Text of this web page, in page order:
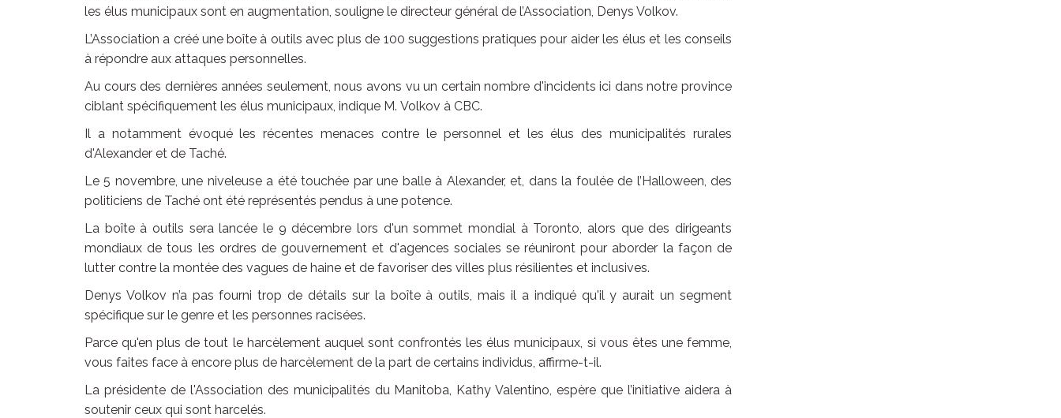
les élus municipaux sont en augmentation, souligne le directeur général de l’Association, Denys Volkov.
L’Association a créé une boîte à outils avec plus de 100 suggestions pratiques pour aider les élus et les conseils
à répondre aux attaques personnelles.
Au cours des dernières années seulement, nous avons vu un certain nombre d'incidents ici dans notre province
ciblant spécifiquement les élus municipaux, indique M. Volkov à CBC.
Il a notamment évoqué les récentes menaces contre le personnel et les élus des municipalités rurales
d'Alexander et de Taché.
Le 5 novembre, une niveleuse a été touchée par une balle à Alexander, et, dans la foulée de l’Halloween, des
politiciens de Taché ont été représentés pendus à une potence.
La boîte à outils sera lancée le 9 décembre lors d'un sommet mondial à Toronto, alors que des dirigeants
mondiaux de tous les ordres de gouvernement et d'agences sociales se réuniront pour aborder la façon de
lutter contre la montée des vagues de haine et de favoriser des villes plus résilientes et inclusives.
Denys Volkov n’a pas fourni trop de détails sur la boîte à outils, mais il a indiqué qu'il y aurait un segment
spécifique sur le genre et les personnes racisées.
Parce qu'en plus de tout le harcèlement auquel sont confrontés les élus municipaux, si vous êtes une femme,
vous faites face à encore plus de harcèlement de la part de certains individus, affirme-t-il.
La présidente de l'Association des municipalités du Manitoba, Kathy Valentino, espère que l’initiative aidera à
soutenir ceux qui sont harcelés.